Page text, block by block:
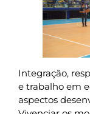
Integração,
e trabalho em
aspectos